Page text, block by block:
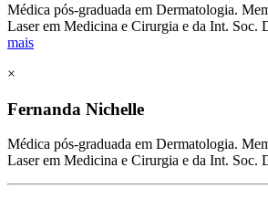
Médica pós-graduada em Dermatologia.
Laser em Medicina e Cirurgia e da Int. Soc.
mais
×
Fernanda Nichelle
Médica pós-graduada em Dermatologia.
Laser em Medicina e Cirurgia e da Int. Soc.